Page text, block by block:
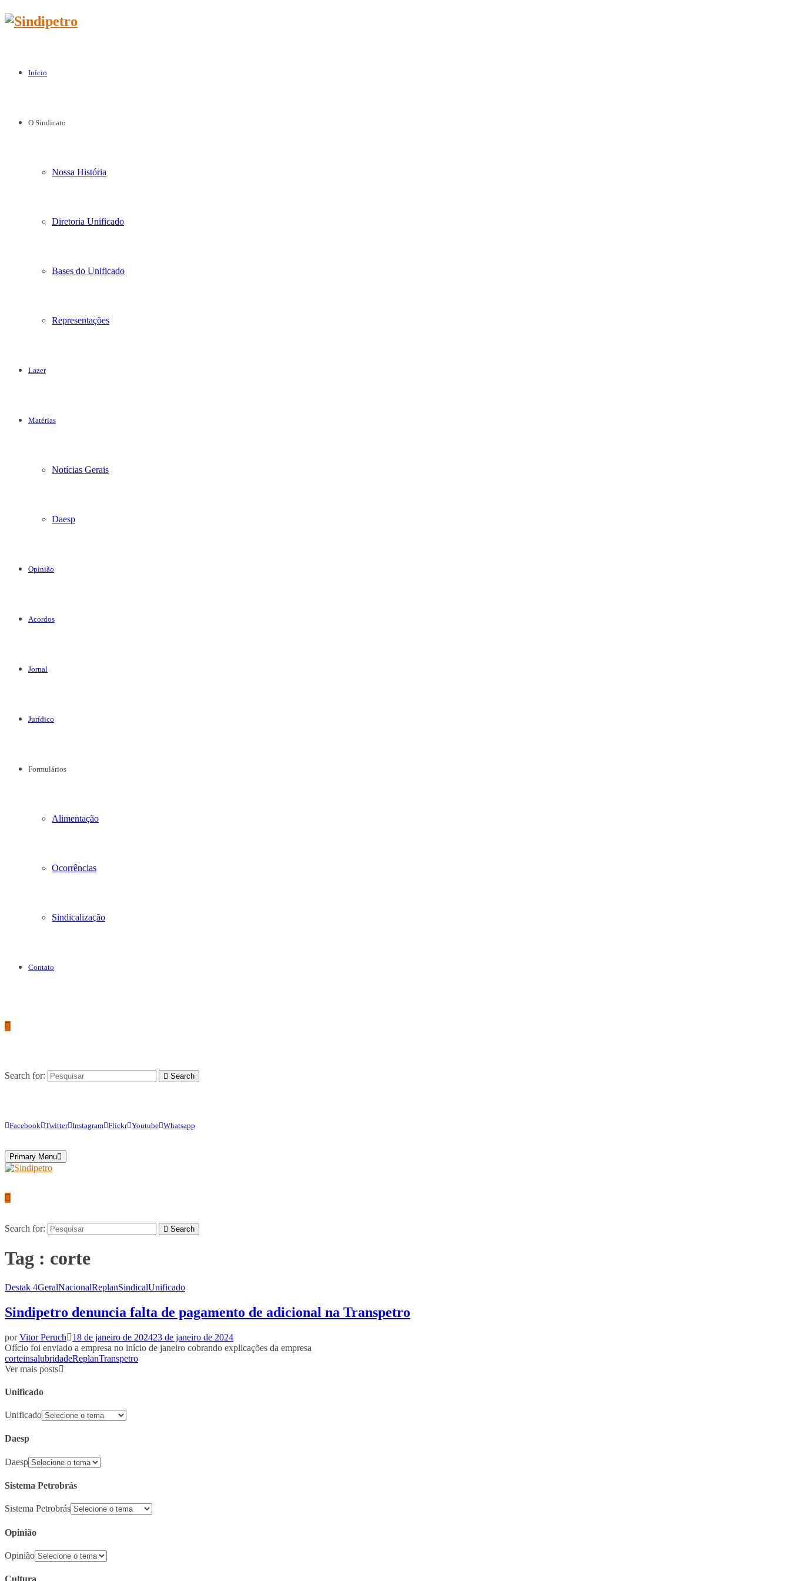
Início
O Sindicato
Nossa História
Diretoria Unificado
Bases do Unificado
Representações
Lazer
Matérias
Notícias Gerais
Daesp
Opinião
Acordos
Jornal
Jurídico
Formulários
Alimentação
Ocorrências
Sindicalização
Contato
Search for: Search
Facebook Twitter Instagram Flickr Youtube Whatsapp
Primary Menu
Search for: Search
Tag : corte
Destak 4GeralNacionalReplanSindicalUnificado
Sindipetro denuncia falta de pagamento de adicional na Transpetro
porVitor Peruch 18 de janeiro de 202423 de janeiro de 2024
Ofício foi enviado a empresa no início de janeiro cobrando explicações da empresa
corteinsalubridadeReplanTranspetro
Ver mais posts
Unificado
Unificado
Daesp
Daesp
Sistema Petrobrás
Sistema Petrobrás
Opinião
Opinião
Cultura